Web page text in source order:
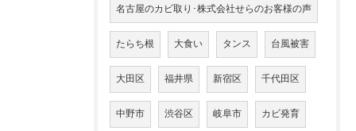
名古屋のカビ取り･株式会社せらのお客様の声
たらち根 大食い タンス 台風被害
大田区 福井県 新宿区 千代田区
中野市 渋谷区 岐阜市 カビ発育